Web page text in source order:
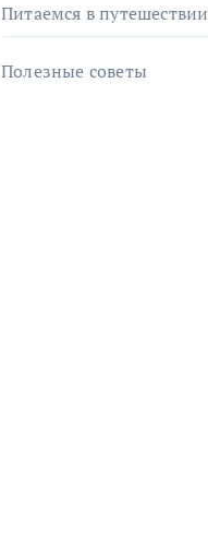
Питаемся в путешествии
Полезные советы